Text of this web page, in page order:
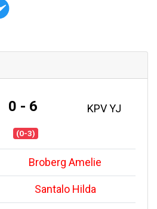
0 - 6 KPV YJ
(0-3)
Broberg Amelie
Santalo Hilda